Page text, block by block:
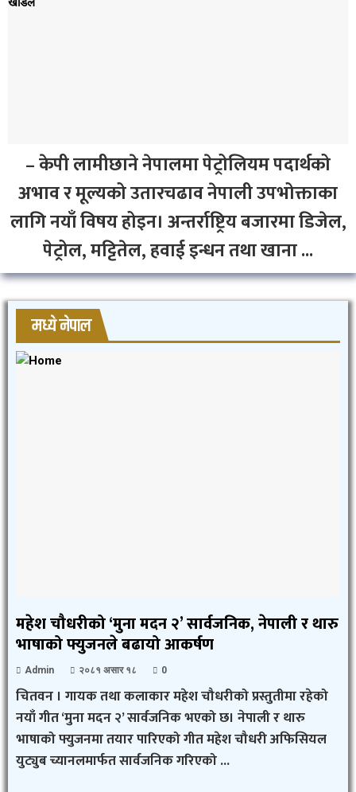
– केपी लामीछाने नेपालमा पेट्रोलियम पदार्थको
अभाव र मूल्यको उतारचढाव नेपाली उपभोक्ताका
लागि नयाँ विषय होइन। अन्तर्राष्ट्रिय बजारमा डिजेल,
पेट्रोल, मट्टितेल, हवाई इन्धन तथा खाना ...
मध्ये नेपाल
महेश चौधरीको ‘मुना मदन २’ सार्वजनिक, नेपाली र थारु
भाषाको फ्युजनले बढायो आकर्षण
Admin २०८१ असार १८ 0
चितवन । गायक तथा कलाकार महेश चौधरीको प्रस्तुतीमा रहेको
नयाँ गीत ‘मुना मदन २’ सार्वजनिक भएको छ। नेपाली र थारु
भाषाको फ्युजनमा तयार पारिएको गीत महेश चौधरी अफिसियल
युट्युब च्यानलमार्फत सार्वजनिक गरिएको ...